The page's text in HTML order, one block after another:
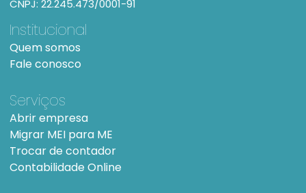
CNPJ: 22.245.473/0001-91
Institucional
Quem somos
Fale conosco
Serviços
Abrir empresa
Migrar MEI para ME
Trocar de contador
Contabilidade Online